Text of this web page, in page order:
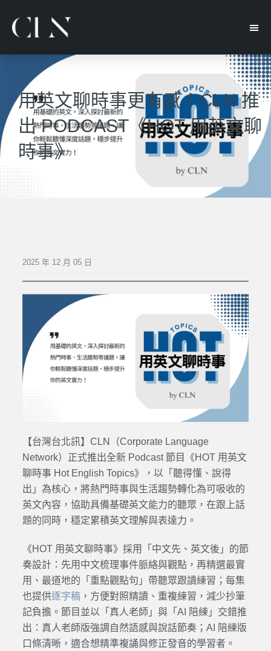
用英文聊時事更有感！CLN 推
出 PODCAST《HOT 用英文聊
時事》
2025 年 12 月 05 日
【台灣台北訊】CLN（Corporate Language
Network）正式推出全新 Podcast 節目《HOT 用英文
聊時事 Hot English Topics》，以「聽得懂、說得
出」為核心，將熱門時事與生活趨勢轉化為可吸收的
英文內容，協助具備基礎英文能力的聽眾，在跟上話
題的同時，穩定累積英文理解與表達力。
《HOT 用英文聊時事》採用「中文先、英文後」的節
奏設計：先用中文梳理事件脈絡與觀點，再精選最實
用、最道地的「重點觀點句」帶聽眾跟讀練習；每集
也提供逐字稿，方便對照精讀、重複練習，減少抄筆
記負擔。節目並以「真人老師」與「AI 陪練」交錯推
出：真人老師版強調自然語感與說話節奏；AI 陪練版
口條清晰，適合想精準複誦與修正發音的學習者。